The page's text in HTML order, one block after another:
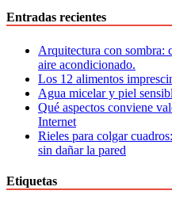
Entradas recientes
Arquitectura con sombra:
aire acondicionado.
Los 12 alimentos
Agua micelar y piel
Qué aspectos conviene
Internet
Rieles para colgar
sin dañar la pared
Etiquetas